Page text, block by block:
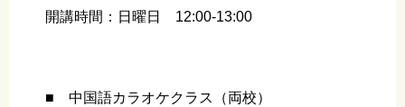
開講時間：日曜日 12:00-13:00
■ 中国語カラオケクラス（両校）